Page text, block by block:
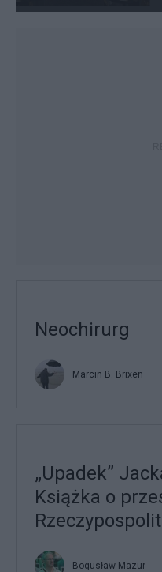
Neochirurg
Marcin B. Brixen
„Upadek”
Książka o
Bogusław Mazur